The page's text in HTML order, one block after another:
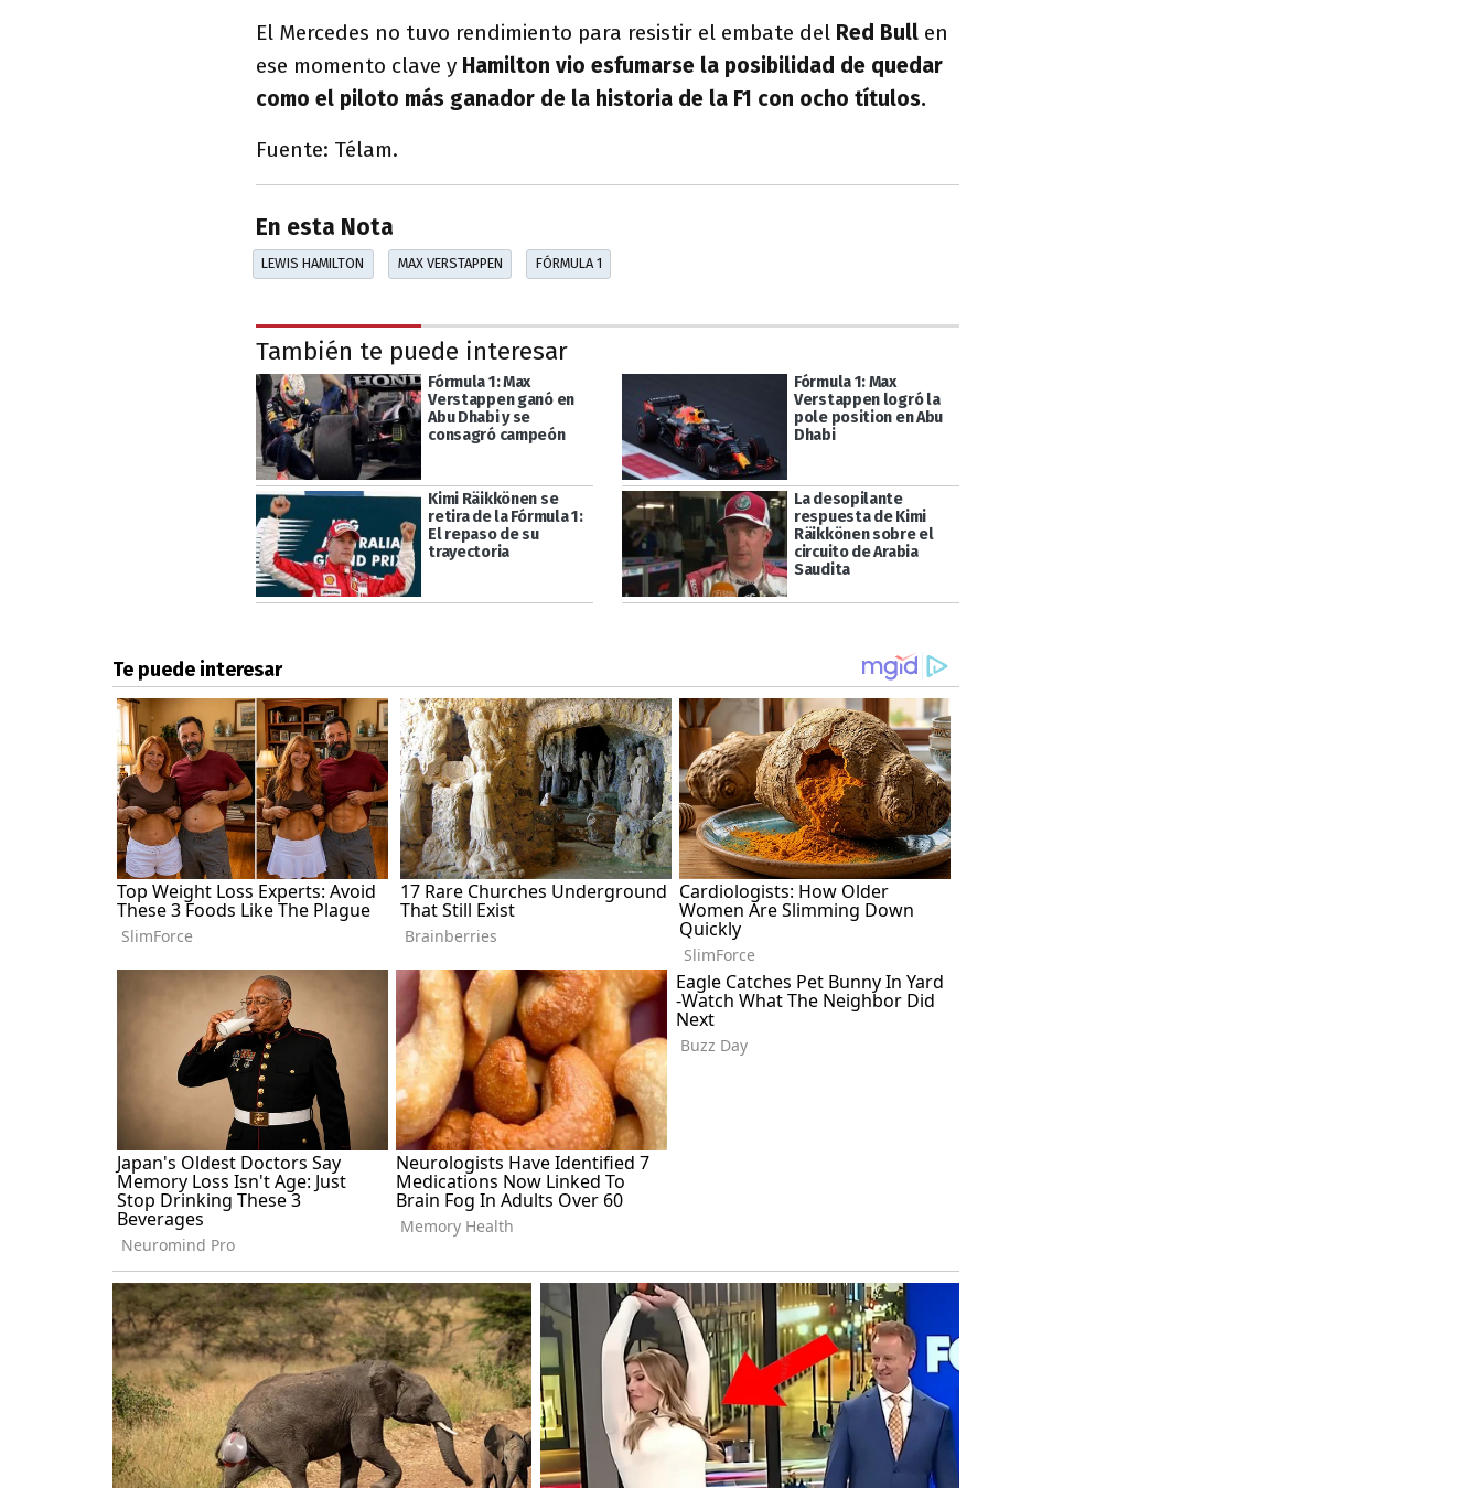
El Mercedes no tuvo rendimiento para resistir el embate del Red Bull en
ese momento clave y Hamilton vio esfumarse la posibilidad de quedar
como el piloto más ganador de la historia de la F1 con ocho títulos.
Fuente: Télam.
En esta Nota
LEWIS HAMILTON MAX VERSTAPPEN FÓRMULA 1
También te puede interesar
Fórmula 1: Max
Verstappen ganó en
Abu Dhabi y se
consagró campeón
Fórmula 1: Max
Verstappen logró la
pole position en Abu
Dhabi
Kimi Räikkönen se
retira de la Fórmula 1:
El repaso de su
trayectoria
La desopilante
respuesta de Kimi
Räikkönen sobre el
circuito de Arabia
Saudita